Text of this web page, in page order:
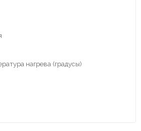
нагрева (градусы)